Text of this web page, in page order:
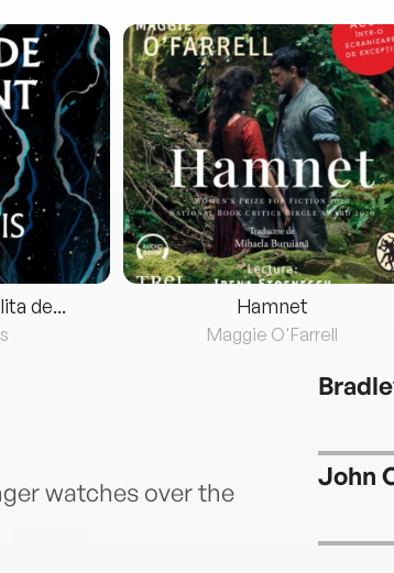
de... Hamnet
Maggie O'Farrell
watches over the
John